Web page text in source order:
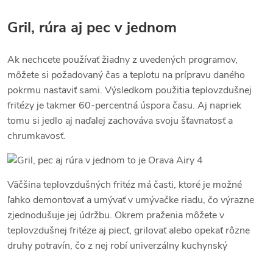
Gril, rúra aj pec v jednom
Ak nechcete používať žiadny z uvedených programov,
môžete si požadovaný čas a teplotu na prípravu daného
pokrmu nastaviť sami. Výsledkom použitia teplovzdušnej
fritézy je takmer 60-percentná úspora času. Aj napriek
tomu si jedlo aj naďalej zachováva svoju šťavnatosť a
chrumkavosť.
Väčšina teplovzdušných fritéz má časti, ktoré je možné
ľahko demontovať a umývať v umývačke riadu, čo výrazne
zjednodušuje jej údržbu. Okrem praženia môžete v
teplovzdušnej fritéze aj piecť, grilovať alebo opekať rôzne
druhy potravín, čo z nej robí univerzálny kuchynský